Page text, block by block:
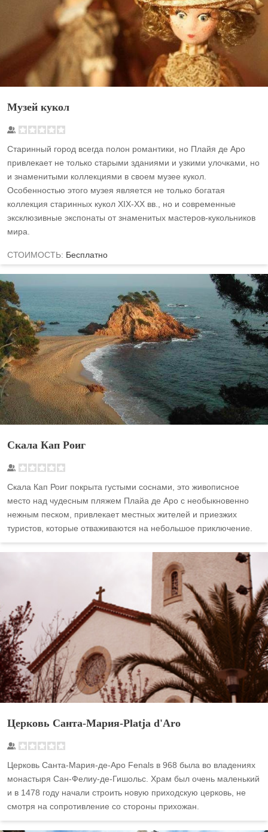
Музей кукол
Старинный город всегда полон романтики, но Плайя де Аро
привлекает не только старыми зданиями и узкими улочками, но
и знаменитыми коллекциями в своем музее кукол.
Особенностью этого музея является не только богатая
коллекция старинных кукол XIX-XX вв., но и современные
эксклюзивные экспонаты от знаменитых мастеров-кукольников
мира.
СТОИМОСТЬ: Бесплатно
Скала Кап Роиг
Скала Кап Роиг покрыта густыми соснами, это живописное
место над чудесным пляжем Плайа де Аро с необыкновенно
нежным песком, привлекает местных жителей и приезжих
туристов, которые отваживаются на небольшое приключение.
Церковь Санта-Мария-Platja d'Aro
Церковь Санта-Мария-де-Аро Fenals в 968 была во владениях
монастыря Сан-Фелиу-де-Гишольс. Храм был очень маленький
и в 1478 году начали строить новую приходскую церковь, не
смотря на сопротивление со стороны прихожан.